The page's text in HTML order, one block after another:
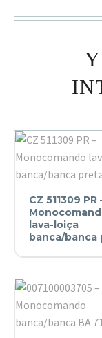
511309
Monocomando
lava-
loiça
banca/banca
preta
CZ 511309 PR
lava-loiça
banca/banca